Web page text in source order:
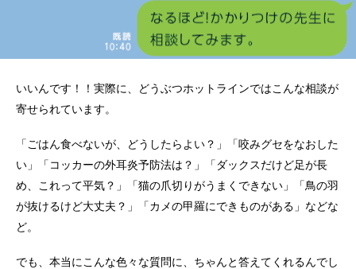
いいんです！！実際に、どうぶつホットラインではこんな相談が
寄せられています。
「ごはん食べないが、どうしたらよい？」「咬みグセをなおした
い」「コッカーの外耳炎予防法は？」「ダックスだけど足が長
め、これって平気？」「猫の爪切りがうまくできない」「鳥の羽
が抜けるけど大丈夫？」「カメの甲羅にできものがある」などな
ど。
でも、本当にこんな色々な質問に、ちゃんと答えてくれるんでし